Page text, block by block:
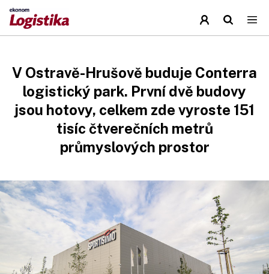
V Ostravě-Hrušově buduje Conterra
logistický park. První dvě budovy
jsou hotovy, celkem zde vyroste 151
tisíc čtverečních metrů
průmyslových prostor